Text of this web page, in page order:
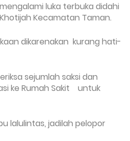
engalami luka terbuka didahi
Kecamatan Taman.
dikarenakan kurang hati-
sejumlah saksi dan
ke Rumah Sakit untuk
lalulintas, jadilah pelopor